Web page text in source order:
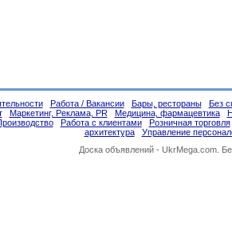
Работа / Вакансии Бары, рестораны
Без
Маркетинг, Реклама, PR Медицина, фармацевтика
Работа с клиентами
Розничная торговля
архитектура
Управление
Доска объявлений - UkrMega.com.